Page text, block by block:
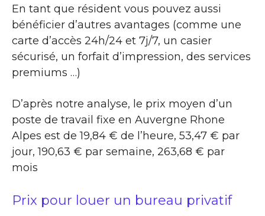
En tant que résident vous pouvez aussi
bénéficier d’autres avantages (comme une
carte d’accès 24h/24 et 7j/7, un casier
sécurisé, un forfait d’impression, des services
premiums …)
D’après notre analyse, le prix moyen d’un
poste de travail fixe en Auvergne Rhone
Alpes est de 19,84 € de l’heure, 53,47 € par
jour, 190,63 € par semaine, 263,68 € par
mois
Prix pour louer un bureau privatif